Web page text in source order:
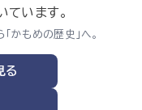
ています。
かもめの歴史」へ。
る